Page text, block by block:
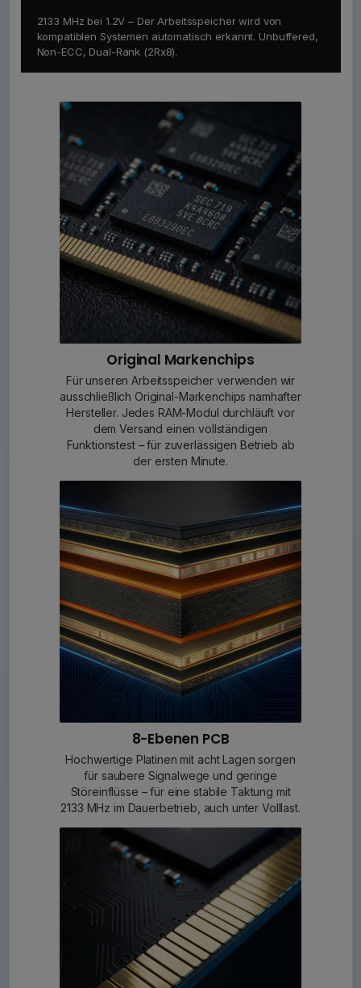
2133 MHz bei 1.2V – Der Arbeitsspeicher wird von
kompatiblen Systemen automatisch erkannt. Unbuffered,
Non-ECC, Dual-Rank (2Rx8).
Original Markenchips
Für unseren Arbeitsspeicher verwenden wir
ausschließlich Original-Markenchips namhafter
Hersteller. Jedes RAM-Modul durchläuft vor
dem Versand einen vollständigen
Funktionstest – für zuverlässigen Betrieb ab
der ersten Minute.
8-Ebenen PCB
Hochwertige Platinen mit acht Lagen sorgen
für saubere Signalwege und geringe
Störeinflüsse – für eine stabile Taktung mit
2133 MHz im Dauerbetrieb, auch unter Volllast.